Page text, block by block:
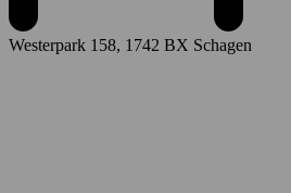
Westerpark 158, 1742 BX Schagen